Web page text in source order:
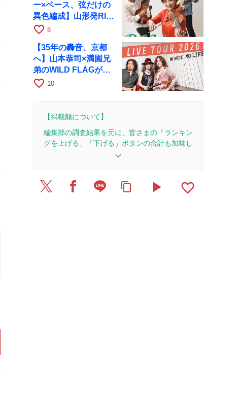
ー×ベース、弦だけの
異色編成】山形発RIM
が初全国ツアーで8月
favorite_border 8
【35年の轟音、京都
へ】山本恭司×満園兄
弟のWILD FLAGが8
月6日にRAGでライブ
favorite_border 10
【掲載順について】
編集部の調査結果を元に、皆さまの「ランキン
グを上げる」「下げる」ボタンの合計も加味し
2026/7/17：16本のレビューを追加・更新。
keyboard_arrow_down
content_copy play_arrow favorite_border